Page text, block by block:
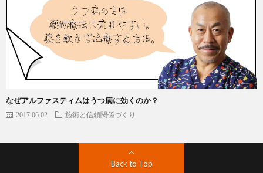
なぜアルファスティムはうつ病に効くのか？
2017.06.02 施術と信頼関係づくり
Back to Top